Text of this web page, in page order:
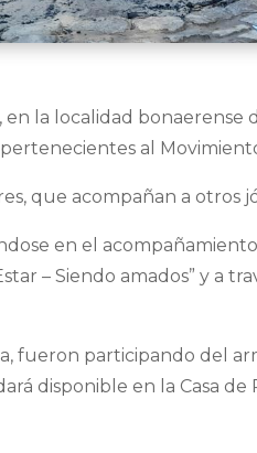
la localidad bonaerense
al
que acompañan a otros
en el
– Siendo amados” y a
fueron participando del
disponible en la Casa